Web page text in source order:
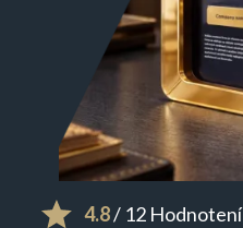
4.8/ 12 Hodnotení